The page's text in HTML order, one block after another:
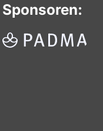
Sponsoren: